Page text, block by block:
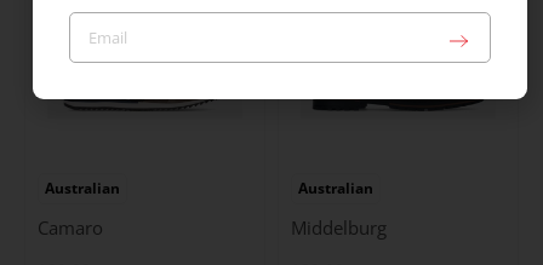
Australian
Camaro
Australian
Middelburg